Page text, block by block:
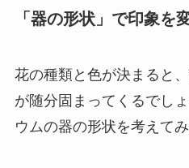
「器の形状」で印象を
花の種類と色が決まると
が随分固まってくるでしょ
ウムの器の形状を考えて